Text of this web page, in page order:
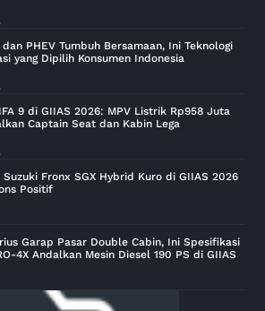
dan PHEV Tumbuh Bersamaan, Ini Teknologi
yang Dipilih Konsumen Indonesia
9 di GIIAS 2026: MPV Listrik Rp958 Juta
Captain Seat dan Kabin Lega
Suzuki Fronx SGX Hybrid Kuro di GIIAS 2026
Positif
Garap Pasar Double Cabin, Ini Spesifikasi
4X Andalkan Mesin Diesel 190 PS di GIIAS